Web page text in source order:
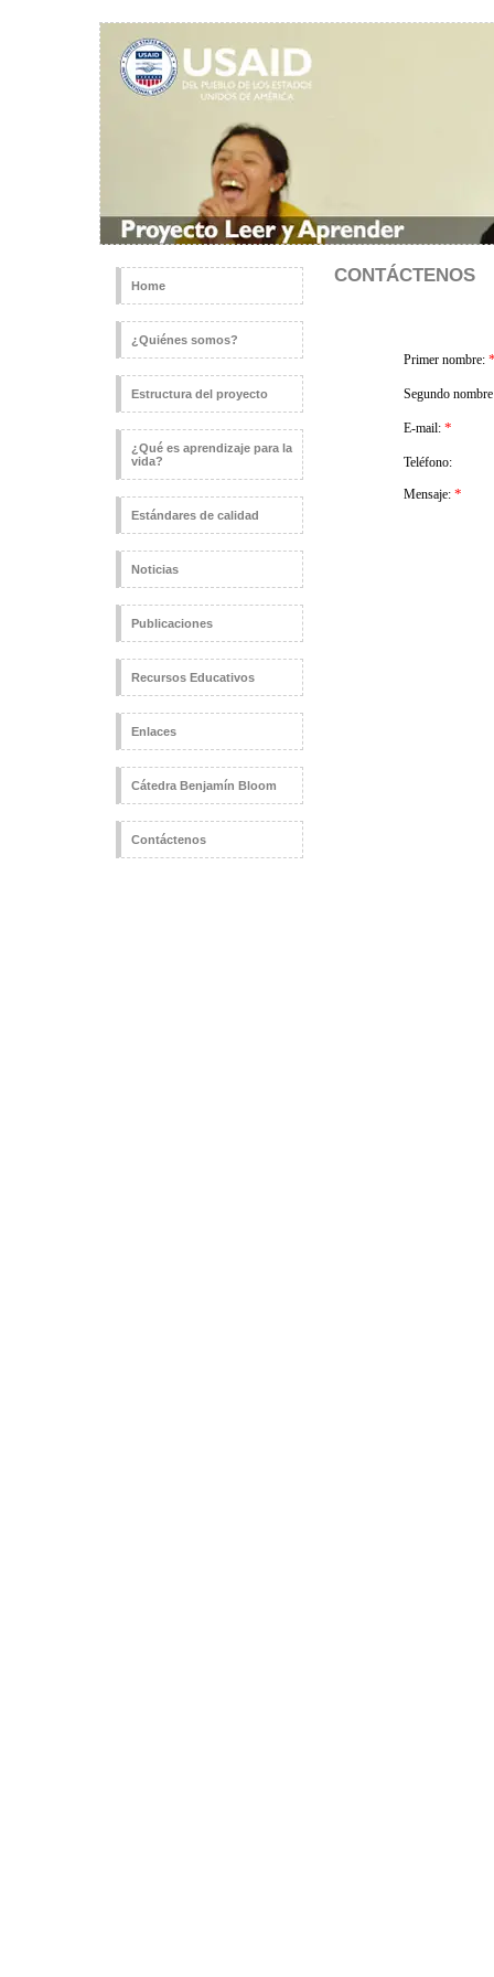
Home
¿Quiénes somos?
Estructura del proyecto
¿Qué es aprendizaje para la
vida?
Estándares de calidad
Noticias
Publicaciones
Recursos Educativos
Enlaces
Cátedra Benjamín Bloom
Contáctenos
CONTÁCTENOS